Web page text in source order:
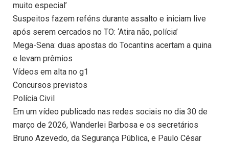
muito especial’
Suspeitos fazem reféns durante assalto e iniciam live
após serem cercados no TO: ‘Atira não, polícia’
Mega-Sena: duas apostas do Tocantins acertam a quina
e levam prêmios
Vídeos em alta no g1
Concursos previstos
Polícia Civil
Em um vídeo publicado nas redes sociais no dia 30 de
março de 2026, Wanderlei Barbosa e os secretários
Bruno Azevedo, da Segurança Pública, e Paulo César